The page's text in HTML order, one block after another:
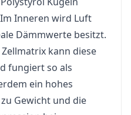
Inneren wird Luft
Dämmwerte besitzt.
kann diese
fungiert so als
ein hohes
Gewicht und die